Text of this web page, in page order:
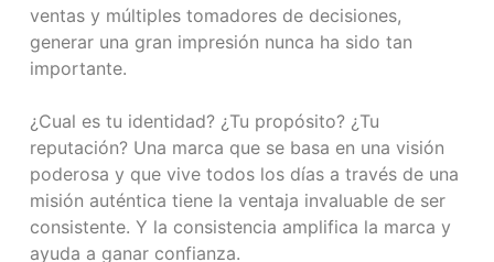
ventas y múltiples tomadores de decisiones,
generar una gran impresión nunca ha sido tan
importante.
¿Cual es tu identidad? ¿Tu propósito? ¿Tu
reputación? Una marca que se basa en una visión
poderosa y que vive todos los días a través de una
misión auténtica tiene la ventaja invaluable de ser
consistente. Y la consistencia amplifica la marca y
ayuda a ganar confianza.